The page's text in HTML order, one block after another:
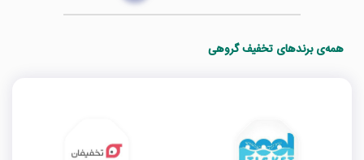
همه‌ی برندهای تخفیف گروهی